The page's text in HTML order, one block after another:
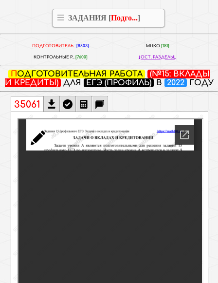
ЗАДАНИЯ [Подго...]
ПОДГОТОВИТЕЛЬ.. [8803] МЦКО [151]
КОНТРОЛЬНЫЕ Р.. [7600] ОСТ. РАЗДЕЛЫ
ПОДГОТОВИТЕЛЬНАЯ РАБОТА
(№15: ВКЛАДЫ
И КРЕДИТЫ) ДЛЯ ЕГЭ (ПРОФИЛЬ) В 2022 ГОДУ
35061